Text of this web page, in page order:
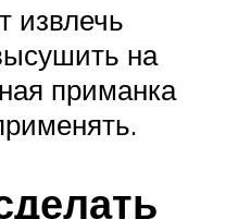
извлечь
на
приманка